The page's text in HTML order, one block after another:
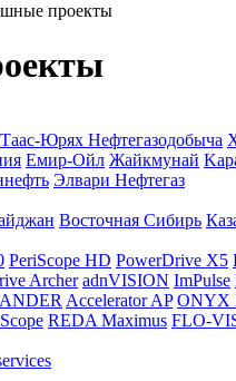
проекты
Таас-Юрях Нефтегазодобыча
Емир-Ойл Жайкмунай
Элвари Нефтегаз
Восточная Сибирь
PeriScope HD PowerDrive X5
Archer adnVISION ImPulse
Accelerator AP ONYX
REDA Maximus FLO-